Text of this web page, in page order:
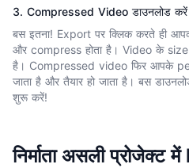
3. Compressed Video डाउनलोड करें
बस इतना! Export पर क्लिक करते ही
और compress होता है। Video के
है। Compressed video फिर आपके
जाता है और तैयार हो जाता है। बस
शुरू करें!
निर्माता असली